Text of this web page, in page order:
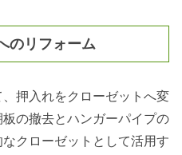
のリフォーム
押入れをクローゼットへ変
の撤去とハンガーパイプの
クローゼットとして活用す